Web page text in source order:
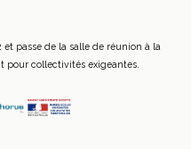
et passe de la salle de réunion à la
pour collectivités exigeantes.